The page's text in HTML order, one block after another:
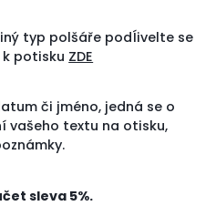
typ polšáře podÍivelte se
potisku ZDE
či jméno, jedná se o
vašeho textu na otisku,
sleva 5%.